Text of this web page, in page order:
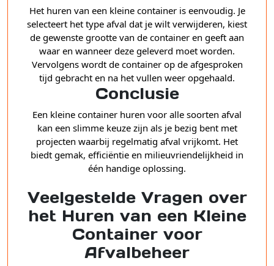
Het huren van een kleine container is eenvoudig. Je
selecteert het type afval dat je wilt verwijderen, kiest
de gewenste grootte van de container en geeft aan
waar en wanneer deze geleverd moet worden.
Vervolgens wordt de container op de afgesproken
tijd gebracht en na het vullen weer opgehaald.
Conclusie
Een kleine container huren voor alle soorten afval
kan een slimme keuze zijn als je bezig bent met
projecten waarbij regelmatig afval vrijkomt. Het
biedt gemak, efficiëntie en milieuvriendelijkheid in
één handige oplossing.
Veelgestelde Vragen over
het Huren van een Kleine
Container voor
Afvalbeheer